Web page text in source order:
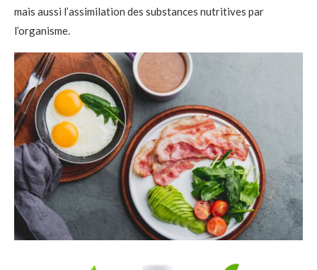
mais aussi l’assimilation des substances nutritives par
l’organisme.